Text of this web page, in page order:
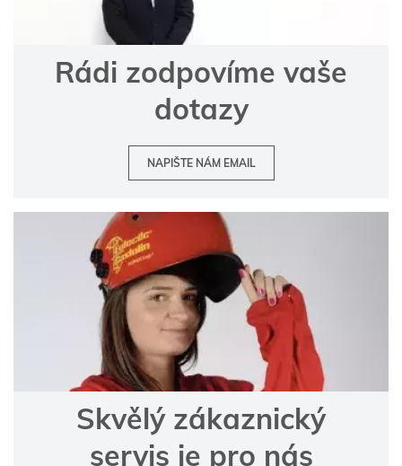
Rádi zodpovíme vaše
dotazy
NAPIŠTE NÁM EMAIL
Skvělý zákaznický
servis je pro nás